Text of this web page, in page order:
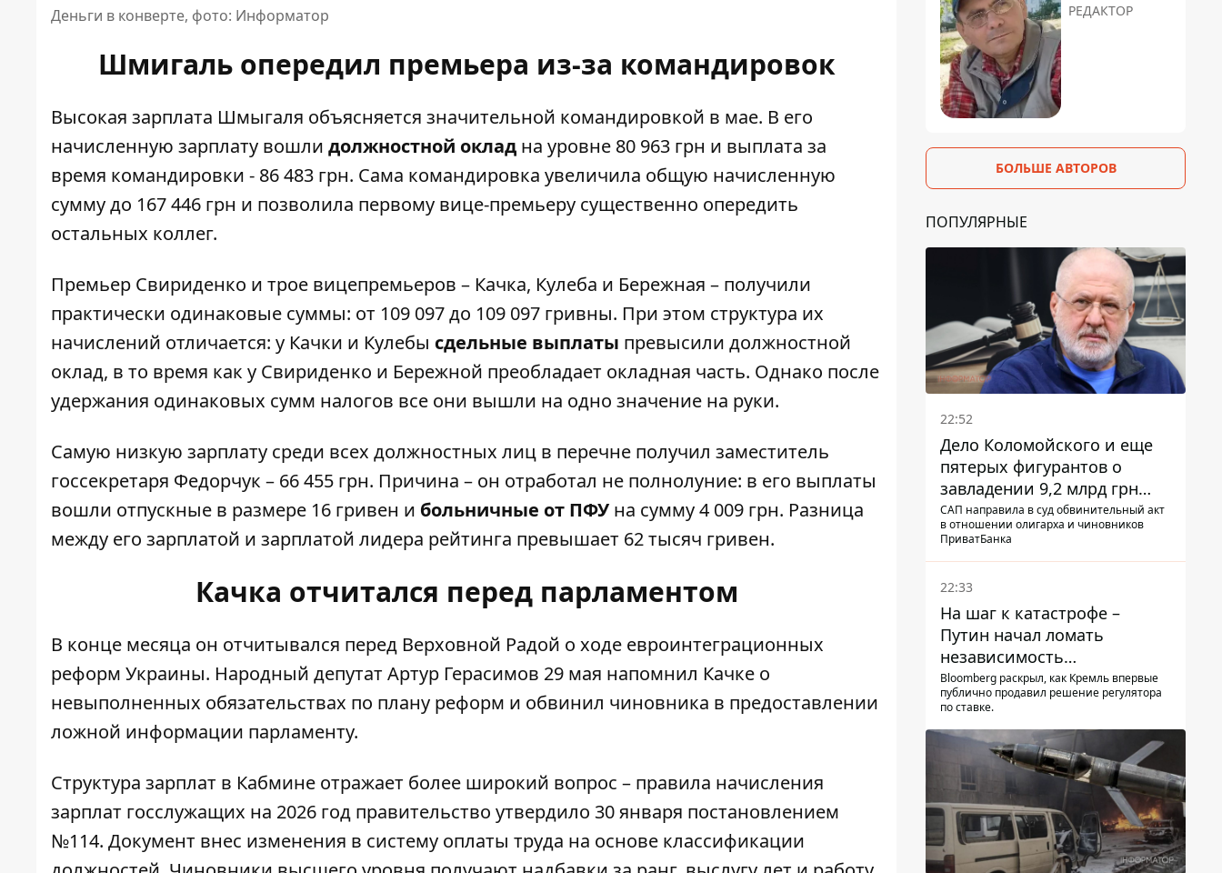
Деньги в конверте, фото: Информатор
Шмигаль опередил премьера из-за командировок
Высокая зарплата Шмыгаля объясняется значительной командировкой в ​​мае. В его
начисленную зарплату вошли должностной оклад на уровне 80 963 грн и выплата за
время командировки - 86 483 грн. Сама командировка увеличила общую начисленную
сумму до 167 446 грн и позволила первому вице-премьеру существенно опередить
остальных коллег.
Премьер Свириденко и трое вицепремьеров – Качка, Кулеба и Бережная – получили
практически одинаковые суммы: от 109 097 до 109 097 гривны. При этом структура их
начислений отличается: у Качки и Кулебы сдельные выплаты превысили должностной
оклад, в то время как у Свириденко и Бережной преобладает окладная часть. Однако после
удержания одинаковых сумм налогов все они вышли на одно значение на руки.
Самую низкую зарплату среди всех должностных лиц в перечне получил заместитель
госсекретаря Федорчук – 66 455 грн. Причина – он отработал не полнолуние: в его выплаты
вошли отпускные в размере 16 гривен и больничные от ПФУ на сумму 4 009 грн. Разница
между его зарплатой и зарплатой лидера рейтинга превышает 62 тысяч гривен.
Качка отчитался перед парламентом
В конце месяца он отчитывался перед Верховной Радой о ходе евроинтеграционных
реформ Украины. Народный депутат Артур Герасимов 29 мая напомнил Качке о
невыполненных обязательствах по плану реформ и обвинил чиновника в предоставлении
ложной информации парламенту.
Структура зарплат в Кабмине отражает более широкий вопрос – правила начисления
зарплат госслужащих на 2026 год правительство утвердило 30 января постановлением
№114. Документ внес изменения в систему оплаты труда на основе классификации
РЕДАКТОР
БОЛЬШЕ АВТОРОВ
ПОПУЛЯРНЫЕ
22:52
Дело Коломойского и еще
пятерых фигурантов о
завладении 9,2 млрд грн
ПриватБанка направили в
суд
САП направила в суд обвинительный акт
в отношении олигарха и чиновников
ПриватБанка
22:33
На шаг к катастрофе –
Путин начал ломать
независимость
собственного Центробанка,
заставив снизить базовую
Bloomberg раскрыл, как Кремль впервые
публично продавил решение регулятора
по ставке.